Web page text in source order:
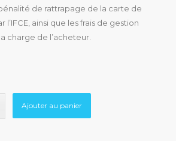
de rattrapage de la carte de
l’IFCE, ainsi que les frais de gestion
charge de l’acheteur.
Ajouter au panier